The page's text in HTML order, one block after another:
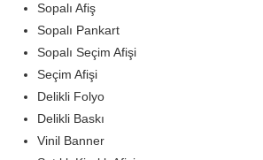
Sopalı Afiş
Sopalı Pankart
Sopalı Seçim Afişi
Seçim Afişi
Delikli Folyo
Delikli Baskı
Vinil Banner